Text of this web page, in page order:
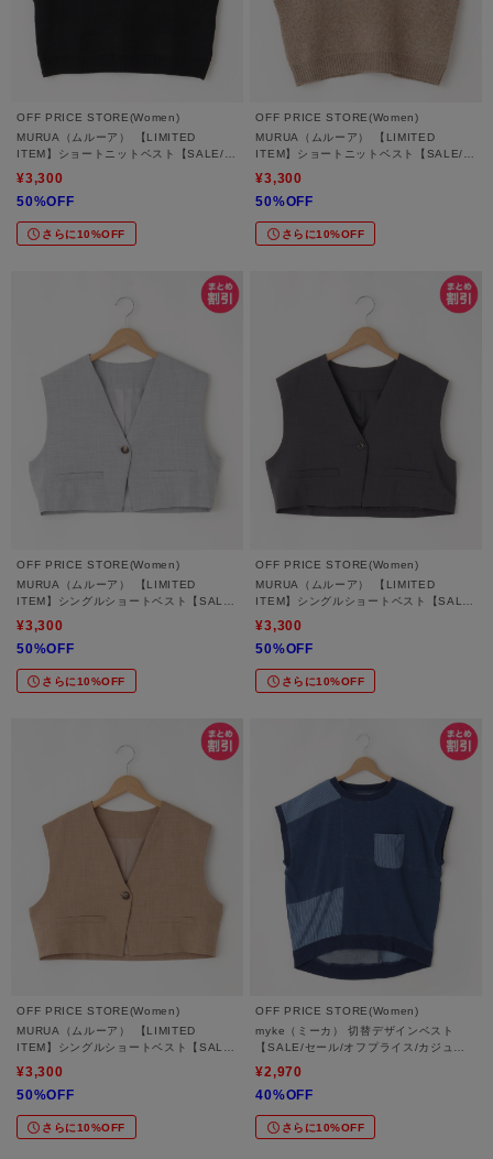
OFF PRICE STORE(Women)
MURUA（ムルーア） 【LIMITED
ITEM】ショートニットベスト【SALE/セ
ール/オフプライス/カジュアル/デイリー/
トレンド】
¥3,300
50%OFF
さらに10%OFF
OFF PRICE STORE(Women)
MURUA（ムルーア） 【LIMITED
ITEM】ショートニットベスト【SALE/セ
ール/オフプライス/カジュアル/デイリー/
トレンド】
¥3,300
50%OFF
さらに10%OFF
OFF PRICE STORE(Women)
MURUA（ムルーア） 【LIMITED
ITEM】シングルショートベスト【SALE/
ー/トレンド】
¥3,300
50%OFF
さらに10%OFF
OFF PRICE STORE(Women)
MURUA（ムルーア） 【LIMITED
ITEM】シングルショートベスト【SALE/
ー/トレンド】
¥3,300
50%OFF
さらに10%OFF
OFF PRICE STORE(Women)
MURUA（ムルーア） 【LIMITED
ITEM】シングルショートベスト【SALE/
ー/トレンド】
¥3,300
50%OFF
さらに10%OFF
OFF PRICE STORE(Women)
myke（ミーカ） 切替デザインベスト
【SALE/セール/オフプライス/カジュア
¥2,970
40%OFF
さらに10%OFF